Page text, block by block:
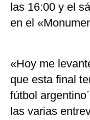
las 16:00 y el
en el
«Hoy me
que esta final
fútbol
las varias